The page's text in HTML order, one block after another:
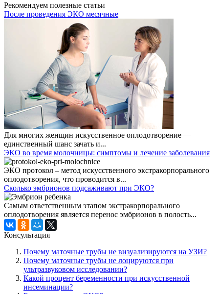
Рекомендуем полезные статьи
После проведения ЭКО месячные
Для многих женщин искусственное оплодотворение —
единственный шанс зачать и...
ЭКО во время молочницы: симптомы и лечение заболевания
ЭКО протокол – метод искусственного экстракорпорального
оплодотворения, что проводится в...
Сколько эмбрионов подсаживают при ЭКО?
Самым ответственным этапом экстракорпорального
оплодотворения является перенос эмбрионов в полость...
Консультация
Почему маточные трубы не визуализируются на УЗИ?
Почему маточные трубы не лоцируются при
ультразвуковом исследовании?
Какой процент беременности при искусственной
инсеминации?